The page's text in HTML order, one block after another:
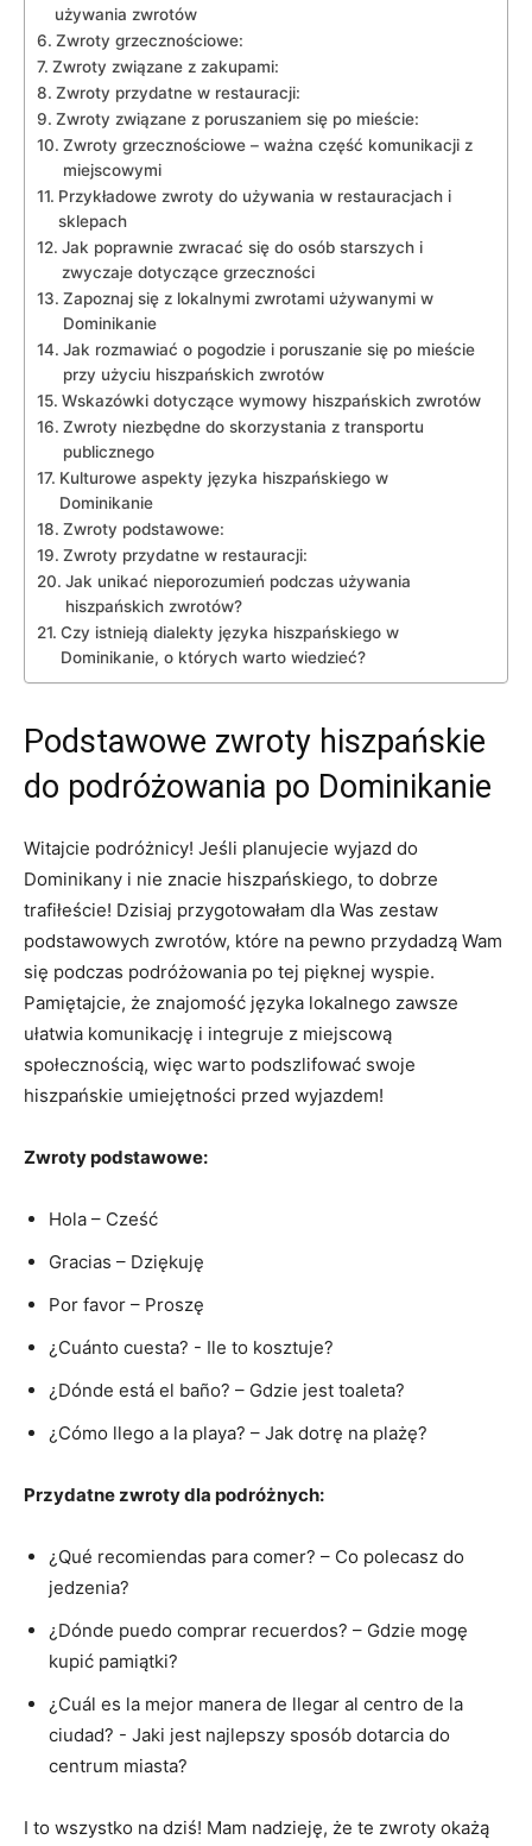
używania zwrotów
Zwroty grzecznościowe:
Zwroty związane z zakupami:
Zwroty przydatne‌ w restauracji:
Zwroty związane‍ z poruszaniem się ⁢po mieście:
Zwroty grzecznościowe – ważna ‍część komunikacji z
miejscowymi
Przykładowe zwroty do używania w restauracjach i
sklepach
Jak poprawnie zwracać się do osób starszych i
⁢zwyczaje⁤ dotyczące grzeczności
Zapoznaj się z lokalnymi zwrotami używanymi w
Dominikanie
Jak rozmawiać o pogodzie i‌ poruszanie​ się po mieście
przy użyciu hiszpańskich zwrotów
Wskazówki dotyczące wymowy hiszpańskich zwrotów
Zwroty niezbędne do skorzystania z transportu
publicznego
Kulturowe aspekty języka hiszpańskiego w
Dominikanie
Zwroty podstawowe:
Zwroty przydatne w restauracji:
Jak unikać⁤ nieporozumień podczas używania
hiszpańskich zwrotów?
Czy istnieją dialekty języka hiszpańskiego ​w
Dominikanie, o których warto wiedzieć?
Podstawowe zwroty hiszpańskie
do podróżowania po Dominikanie
Witajcie podróżnicy! Jeśli⁣ planujecie wyjazd​ do
Dominikany i nie znacie hiszpańskiego, to dobrze
trafiłeście!⁤ Dzisiaj przygotowałam dla Was zestaw
podstawowych zwrotów, które na pewno przydadzą Wam
się podczas podróżowania po ​tej pięknej wyspie.
Pamiętajcie, że znajomość języka lokalnego zawsze
ułatwia komunikację i integruje z miejscową
społecznością, więc warto podszlifować swoje
hiszpańskie umiejętności‍ przed wyjazdem!
Zwroty podstawowe:
Hola – Cześć
Gracias – Dziękuję
Por favor – Proszę
¿Cuánto​ cuesta? ⁣- Ile to kosztuje?
¿Dónde está el ‍baño? – Gdzie jest toaleta?
¿Cómo llego a la playa? – Jak dotrę na plażę?
Przydatne zwroty dla podróżnych:
¿Qué ‌recomiendas para comer? – Co polecasz do
jedzenia?
¿Dónde puedo comprar recuerdos? – Gdzie mogę
kupić⁣ pamiątki?
¿Cuál es ​la mejor ⁤manera de llegar al centro de la
ciudad? ‌-⁢ Jaki jest najlepszy sposób dotarcia⁢ do
centrum miasta?
I ‍to wszystko na dziś! Mam nadzieję, że te zwroty⁤ okażą